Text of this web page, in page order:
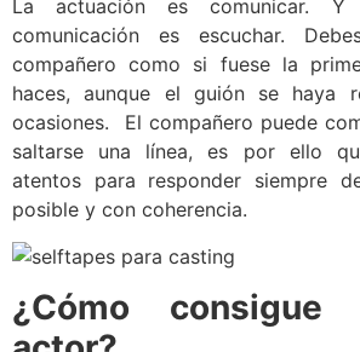
La actuación es comunicar.
comunicación es escuchar.
compañero como si fuese la
haces, aunque el guión se haya
ocasiones. El compañero puede
saltarse una línea, es por ello
atentos para responder siempre
posible y con coherencia.
¿Cómo